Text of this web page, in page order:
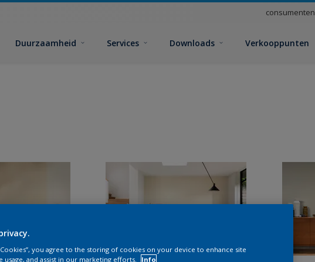
consumenten
Duurzaamheid Services Downloads Verkooppunten
Cookies”, you agree to the storing of cookies on your device to enhance site
usage, and assist in our marketing efforts.
Info